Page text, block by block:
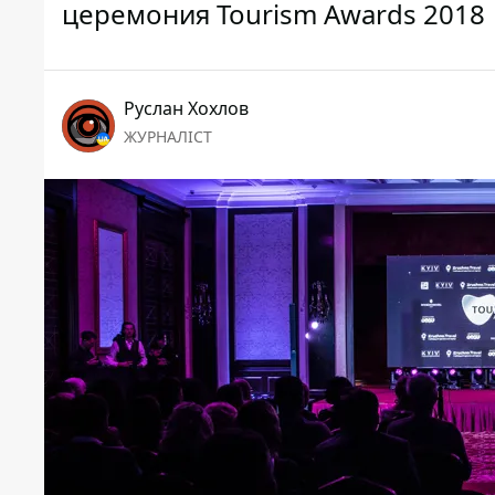
церемония Tourism Awards 2018
Руслан Хохлов
ЖУРНАЛІСТ